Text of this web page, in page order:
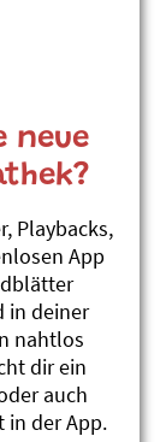
neue
Playbacks,
App
in deiner
nahtlos
dir ein
auch
in der App.